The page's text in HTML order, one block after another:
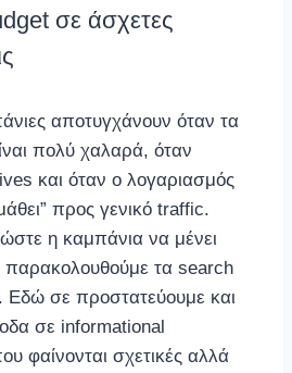
σε άσχετες
αποτυγχάνουν όταν τα
πολύ χαλαρά, όταν
και όταν ο λογαριασμός
προς γενικό traffic.
η καμπάνια να μένει
παρακολουθούμε τα search
Εδώ σε προστατεύουμε και
σε informational
φαίνονται σχετικές αλλά